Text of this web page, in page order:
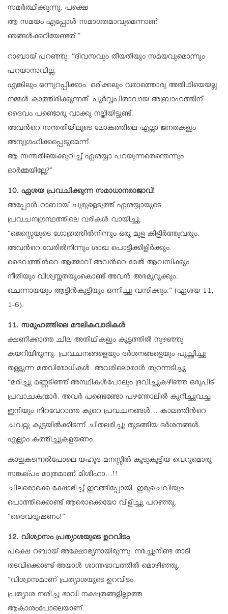
സമര്‍ത്ഥിക്കുന്നു. പക്ഷെ
ആ സമയം എപ്പോള്‍ സമാഗതമാവുമെന്നാണ്
ഞങ്ങള്‍ക്കറിയേണ്ടത്.”
റാബായ് പറഞ്ഞു. “ദിവസവും തീയതിയും സമയവുമൊന്നും
പറയാനാവില്ല.
എങ്കിലും ഒന്നുറപ്പിക്കാം. ഒരിക്കലും വരാത്തൊരു അതിഥിയെയല്ല
നമ്മള്‍ കാത്തിരിക്കുന്നത്. പൂര്‍വ്വപിതാവായ അബ്രാഹത്തിന്
ദൈവം പണ്ടൊരു വാക്കു നല്കിയിട്ടുണ്ട്.
അവന്‍റെ സന്തതിയിലൂടെ ലോകത്തിലെ എല്ലാ ജനതകളും
അനുഗ്രഹിക്കപ്പെടുമെന്ന്.
ആ സന്തതിയെക്കുറിച്ച് ഏശയ്യാ പറയുന്നതെന്തെന്നും
ഓര്‍മ്മയില്ലേ?”
10. ഏശയ പ്രവചിക്കുന്ന സമാധാനരാജാവ്!
അപ്പോള്‍ റാബായ് ചുരുളെടുത്ത് ഏശയ്യായുടെ
പ്രവചനഗ്രന്ഥത്തിലെ വരികള്‍ വായിച്ചു.
“ജെസ്സെയുടെ ഗോത്രത്തില്‍നിന്നും ഒരു മുള കിളിര്‍ത്തുവരും.
അവന്‍റെ വേരില്‍നിന്നും ശാഖ പൊട്ടിക്കിളിര്‍ക്കും.
ദൈവത്തിന്‍റെ ആത്മാവ് അവന്‍റെ മേല്‍ ആവസിക്കും….
നീതിയും വിശ്വസ്തതയുംകൊണ്ട് അവന്‍ അരമുറുക്കും.
ചെന്നായയും ആട്ടിന്‍കുട്ടിയും ഒന്നിച്ചു വസിക്കും.” (ഏശയ 11,
1-6).
11. സമൂഹത്തിലെ മൗലികവാദികള്‍
ക്ഷണിക്കാത്ത ചില അതിഥികളും കൂട്ടത്തില്‍ നുഴഞ്ഞു
കയറിയിരുന്നു. പ്രവചനങ്ങളെയും ദര്‍ശനങ്ങളെയും പുച്ഛിച്ചു
തള്ളുന്ന മതവിരോധികള്‍. അവരിലൊരാള്‍ തുറന്നടിച്ചു.
“മരിച്ചു മണ്ണടിഞ്ഞ് അസ്ഥികള്‍പോലും ദ്രവിച്ചുകഴിഞ്ഞ ഒരുപിടി
പ്രവാചകന്മാര്‍. അവര്‍ പണ്ടെങ്ങോ പഴന്തോലില്‍ കുറിച്ചുവച്ച
ഇനിയും നിറവേറാത്ത കുറെ പ്രവചനങ്ങള്‍… കാലത്തിന്‍റെ
ചവറ്റു കുട്ടയില്‍ക്കിടന്ന് ചിതലരിച്ചു തുടങ്ങിയ ദര്‍ശനങ്ങള്‍.
എല്ലാം കത്തിച്ചുകളയണം.
കാട്ടുകടന്നല്‍പോലെ യഹൂദ മനസ്സില്‍ കൂടുകൂട്ടിയ വെറുമൊരു
സങ്കല്പം മാത്രമാണ് മിശിഹാ…!!
ചിലരൊക്കെ ക്ഷോഭിച്ച് ഇറങ്ങിപ്പോയി. ഇരുചെവിയും
പൊത്തിക്കൊണ്ട് ആരൊക്കെയോ വിളിച്ചു പറഞ്ഞു.
“ദൈവദൂഷണം!”
12. വിശ്വാസം പ്രത്യാശയുടെ ഉറവിടം
പക്ഷെ റബായ് അക്ഷോഭ്യനായിരുന്നു. നരച്ചുനീണ്ട താടി
തടവിക്കൊണ്ട് അയാള്‍ ശാന്തഭാവത്തില്‍ മൊഴിഞ്ഞു.
“വിശ്വാസമാണ് പ്രത്യാശയുടെ ഉറവിടം.
പ്രത്യാശ നശിച്ച ഭാവി നക്ഷത്രങ്ങളില്ലാത്ത
ആകാശംപോലെയാണ്.